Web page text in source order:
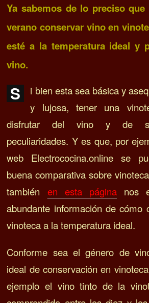
Ya sabemos de lo preciso
verano conservar vino en
esté a la temperatura ideal y
vino.
S
i bien esta sea básica y
y lujosa, tener una
disfrutar del vino y de
peculiaridades. Y es que, por
web Electrococina.online se
buena comparativa sobre
también en esta página nos
abundante información de cómo
vinoteca a la temperatura ideal.
Conforme sea el género de
ideal de conservación en
ejemplo el vino tinto de la